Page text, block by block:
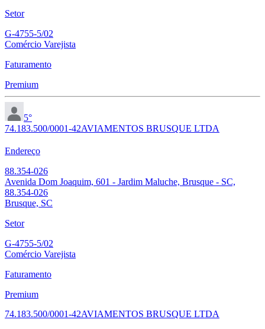
Setor
G-4755-5/02
Comércio Varejista
Faturamento
Premium
5°
74.183.500/0001-42AVIAMENTOS BRUSQUE LTDA
Endereço
88.354-026
Avenida Dom Joaquim, 601 - Jardim Maluche, Brusque - SC,
88.354-026
Brusque, SC
Setor
G-4755-5/02
Comércio Varejista
Faturamento
Premium
74.183.500/0001-42AVIAMENTOS BRUSQUE LTDA